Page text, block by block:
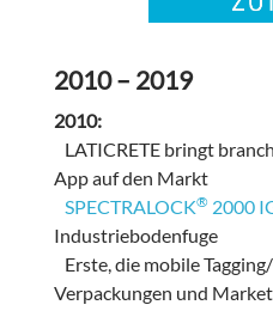
2010 – 2019
2010:
LATICRETE bringt
App auf den Markt
SPECTRALOCK® 2000
Industriebodenfuge
Erste, die mobile
Verpackungen und